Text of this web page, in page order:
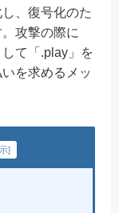
、復号化のた
攻撃の際に
て「.play」を
を求めるメッ
]